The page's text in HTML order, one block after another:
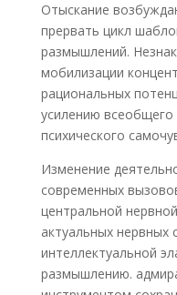
Отыскание
прервать цикл
размышлений.
мобилизации
рациональных
усилению
психического
Изменение
современных
центральной
актуальных нервных
интеллектуальной
размышлению.